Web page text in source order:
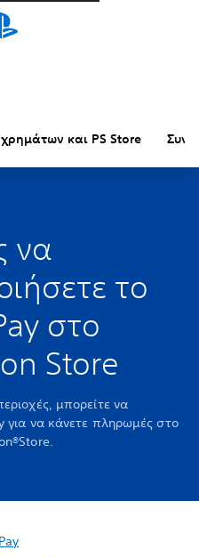
και PS Store
να
το
στο
Store
μπορείτε να
για να κάνετε πληρωμές στο